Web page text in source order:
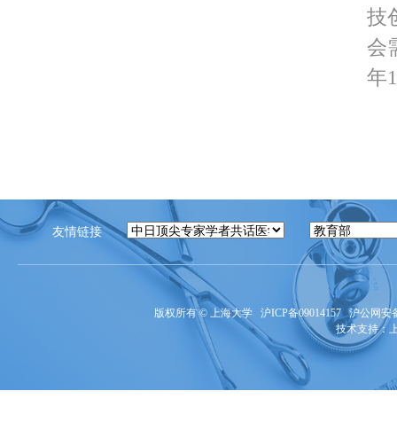
技
会
年
友情链接
版权所有 © 上海大学 沪ICP备09014157 沪公网安
技术支持：